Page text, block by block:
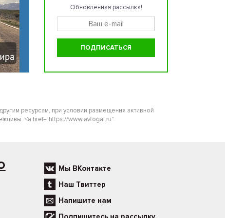
Обновленная рассылка!
ресурсам, при условии размещения активной
<a href="https://www.avtogai.ru"
Мы ВКонтакте
Наш Твиттер
Напишите нам